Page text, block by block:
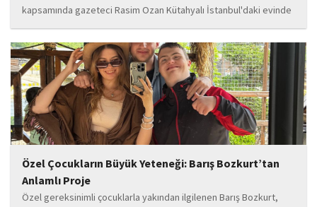
kapsamında gazeteci Rasim Ozan Kütahyalı İstanbul'daki evinde
gözaltına alındı.
Özel Çocukların Büyük Yeteneği: Barış Bozkurt’tan
Anlamlı Proje
Özel gereksinimli çocuklarla yakından ilgilenen Barış Bozkurt,